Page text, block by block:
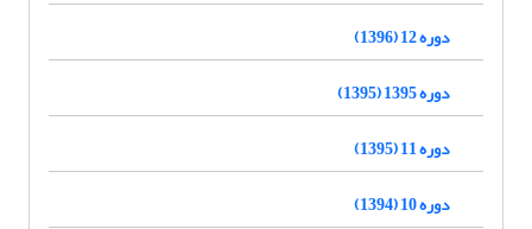
دوره 12 (1396)
دوره 1395 (1395)
دوره 11 (1395)
دوره 10 (1394)